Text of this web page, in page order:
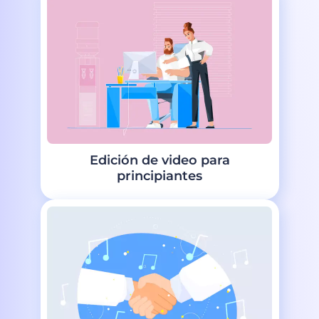
Edición de video para
principiantes